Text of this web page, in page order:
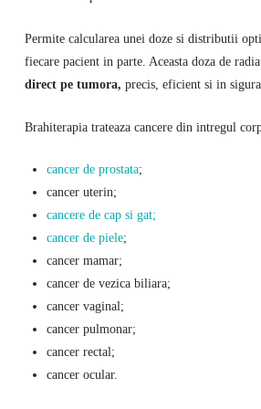
Permite calcularea unei doze si distributii
fiecare pacient in parte. Aceasta doza de
direct pe tumora, precis, eficient si in
Brahiterapia trateaza cancere din intregul
cancer de prostata;
cancer uterin;
cancere de cap si gat;
cancer de piele;
cancer mamar;
cancer de vezica biliara;
cancer vaginal;
cancer pulmonar;
cancer rectal;
cancer ocular.